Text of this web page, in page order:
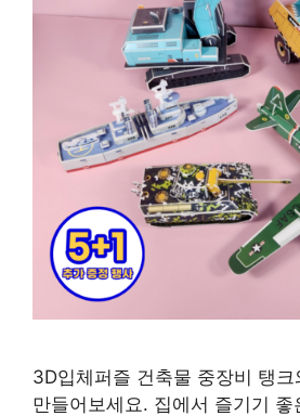
3D입체퍼즐 건축물 중장비 탱
만들어보세요. 집에서 즐기기